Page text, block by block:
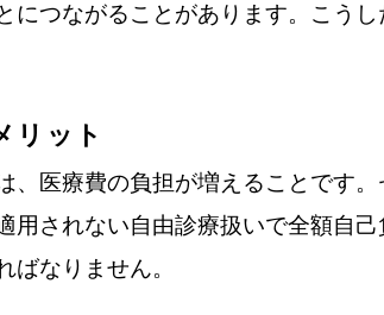
につながることがあります。こう
リット
、医療費の負担が増えることです
用されない自由診療扱いで全額自
なりません。